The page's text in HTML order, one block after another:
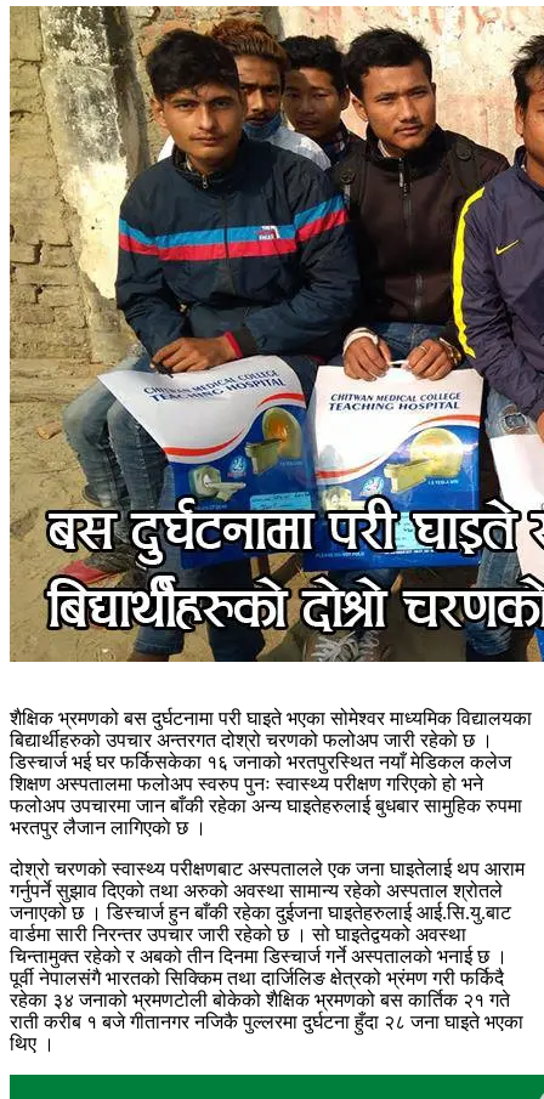
शैक्षिक भ्रमणको बस दुर्घटनामा परी घाइते भएका सोमेश्वर माध्यमिक विद्यालयका
बिद्यार्थीहरुको उपचार अन्तरगत दोश्रो चरणको फलोअप जारी रहेकाे छ ।
डिस्चार्ज भई घर फर्किसकेका १६ जनाको भरतपुरस्थित नयाँ मेडिकल कलेज
शिक्षण अस्पतालमा फलोअप स्वरुप पुनः स्वास्थ्य परीक्षण गरिएको हो भने
फलोअप उपचारमा जान बाँकी रहेका अन्य घाइतेहरुलाई बुधबार सामुहिक रुपमा
भरतपुर लैजान लागिएकाे छ ।
दोश्रो चरणको स्वास्थ्य परीक्षणबाट अस्पतालले एक जना घाइतेलाई थप आराम
गर्नुपर्ने सुझाव दिएको तथा अरुको अवस्था सामान्य रहेको अस्पताल श्रोतले
जनाएको छ । डिस्चार्ज हुन बाँकी रहेका दुईजना घाइतेहरुलाई आई.सि.यु.बाट
वार्डमा सारी निरन्तर उपचार जारी रहेको छ । सो घाइतेद्वयको अवस्था
चिन्तामुक्त रहेको र अबको तीन दिनमा डिस्चार्ज गर्ने अस्पतालको भनाई छ ।
पूर्वी नेपालसंगै भारतको सिक्किम तथा दार्जिलिङ क्षेत्रको भ्रंमण गरी फर्किदै
रहेका ३४ जनाको भ्रमणटोली बोकेको शैक्षिक भ्रमणको बस कार्तिक २१ गते
राती करीब १ बजे गीतानगर नजिकै पुल्लरमा दुर्घटना हुँदा २८ जना घाइते भएका
थिए ।